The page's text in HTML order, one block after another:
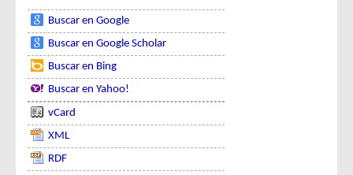
Buscar en Google
Buscar en Google Scholar
Buscar en Bing
Buscar en Yahoo!
vCard
XML
RDF